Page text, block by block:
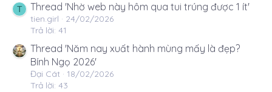
T Thread 'Nhờ web này hôm qua tui trúng được 1 ít'
tien.girl
24/02/2026
Trả lời: 41
Thread 'Năm nay xuất hành mùng mấy là đẹp?
Bính Ngọ 2026'
Đại Cát
18/02/2026
Trả lời: 43